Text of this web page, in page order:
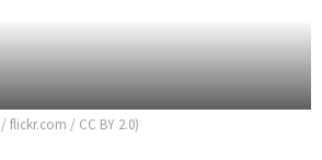
flickr.com / CC BY 2.0)